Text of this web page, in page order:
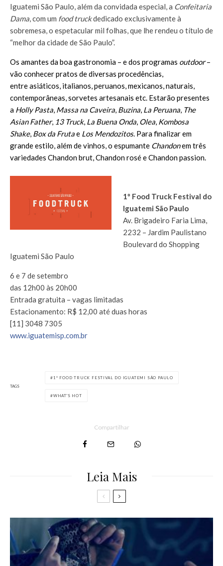
Iguatemi São Paulo, além da convidada especial, a Confeitaria
Dama, com um food truckdedicado exclusivamente à
sobremesa, o espetacular mil folhas, que lhe rendeu o título de
“melhor da cidade de São Paulo”.
Os amantes da boa gastronomia – e dos programas outdoor–
vão conhecer pratos de diversas procedências,
entre asiáticos, italianos, peruanos, mexicanos, naturais,
contemporâneas, sorvetes artesanais etc. Estarão presentes
a Holly Pasta, Massa na Caveira, Buzina, La Peruana, The
Asian Father, 13 Truck, La Buena Onda, Olea, Kombosa
Shake, Box da Frutae Los Mendozitos. Para finalizar em
grande estilo, além de vinhos, o espumante Chandonem três
variedades Chandon brut, Chandon rosé e Chandon passion.
1º Food Truck Festival do
Iguatemi São Paulo
Av. Brigadeiro Faria Lima,
2232 – Jardim Paulistano
Boulevard do Shopping
Iguatemi São Paulo
6 e 7 de setembro
das 12h00 às 20h00
Entrada gratuita – vagas limitadas
Estacionamento: R$ 12,00 até duas horas
[11] 3048 7305
www.iguatemisp.com.br
TAGS
1º FOOD TRUCK FESTIVAL DO IGUATEMI SÃO PAULO
WHAT'S HOT
Compartilhar
Leia Mais